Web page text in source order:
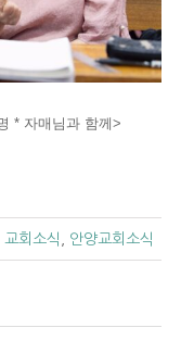
* 자매님과 함께>
교회소식 안양교회소식